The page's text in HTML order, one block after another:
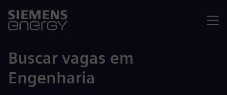
Buscar vagas em
Engenharia